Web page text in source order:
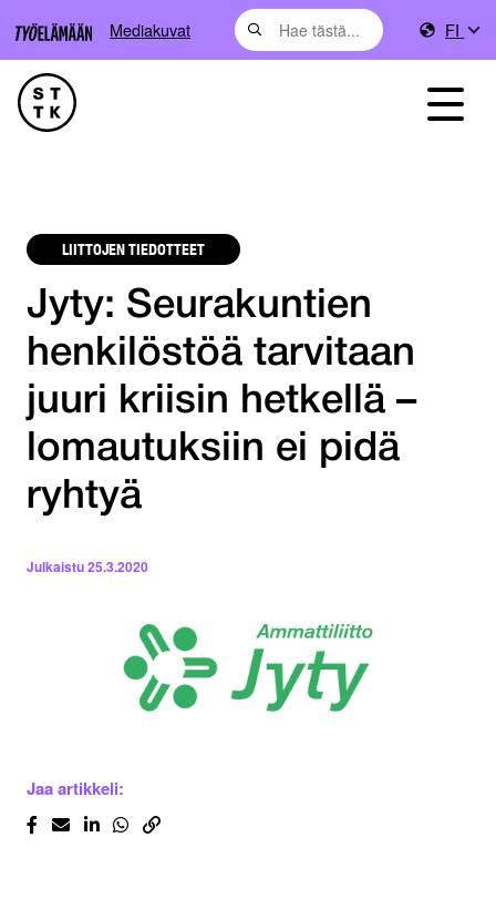
Mediakuvat FI
LIITTOJEN TIEDOTTEET
Jyty: Seurakuntien
henkilöstöä tarvitaan
juuri kriisin hetkellä –
lomautuksiin ei pidä
ryhtyä
Julkaistu25.3.2020
Jaa artikkeli: